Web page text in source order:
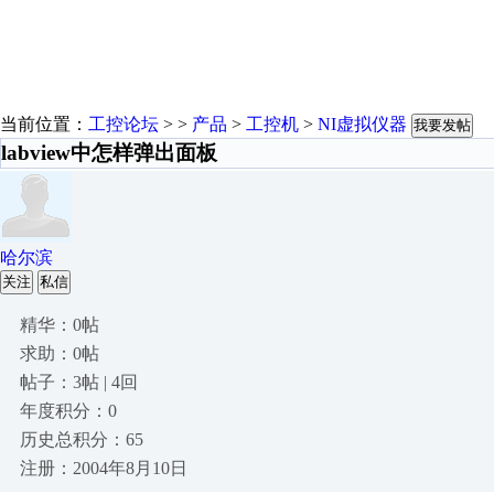
当前位置： 工控论坛 > > 产品 > 工控机 > NI虚拟仪器 我要发帖
labview中怎样弹出面板
哈尔滨
关注 私信
精华：0帖
求助：0帖
帖子：3帖 | 4回
年度积分：0
历史总积分：65
注册：2004年8月10日